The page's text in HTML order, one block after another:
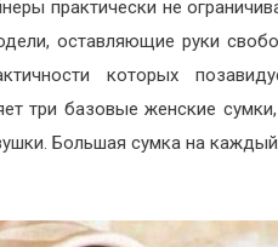
практически не
оставляющие руки
которых
три базовые женские
Большая сумка на каждый